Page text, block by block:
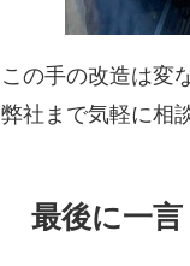
この手の改造は変
弊社まで気軽に相
最後に一言